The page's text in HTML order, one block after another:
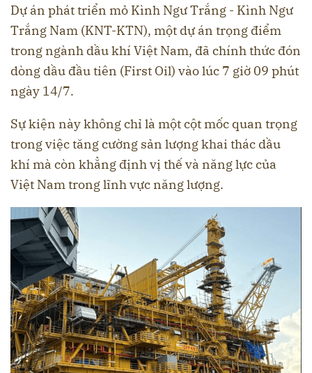
Dự án phát triển mỏ Kình Ngư Trắng - Kình Ngư
Trắng Nam (KNT-KTN), một dự án trọng điểm
trong ngành dầu khí Việt Nam, đã chính thức đón
dòng dầu đầu tiên (First Oil) vào lúc 7 giờ 09 phút
ngày 14/7.
Sự kiện này không chỉ là một cột mốc quan trọng
trong việc tăng cường sản lượng khai thác dầu
khí mà còn khẳng định vị thế và năng lực của
Việt Nam trong lĩnh vực năng lượng.